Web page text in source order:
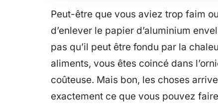
Peut-être que vous aviez trop faim
d’enlever le papier d’aluminium
pas qu’il peut être fondu par la
aliments, vous êtes coincé dans
coûteuse. Mais bon, les choses
exactement ce que vous pouvez